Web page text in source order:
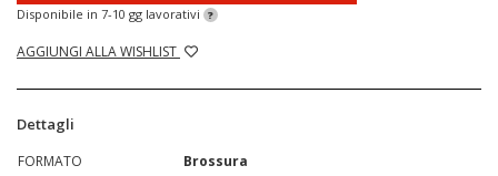
Disponibile in 7-10 gg lavorativi ?
AGGIUNGI ALLA WISHLIST
Dettagli
FORMATO
Brossura